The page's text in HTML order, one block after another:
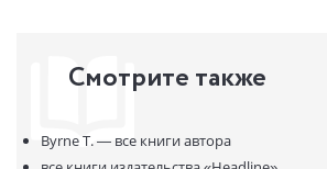
something far more sinister than a messy love
Смотрите также
Byrne T. — все книги автора